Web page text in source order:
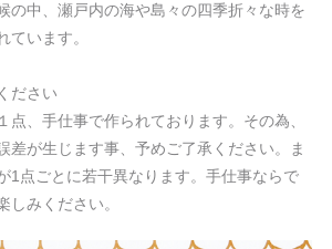
の中、瀬戸内の海や島々の​四季折々な時を
ています。
ださい
点、手仕事で作られております。その為、
差が生じます事、予めご了承ください。ま
1点ごとに若干異なります。手仕事ならで
しみください。